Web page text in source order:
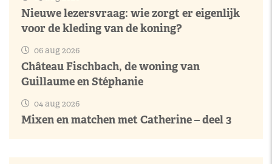
Nieuwe lezersvraag: wie zorgt er eigenlijk
voor de kleding van de koning?
06 aug 2026
Château Fischbach, de woning van
Guillaume en Stéphanie
04 aug 2026
Mixen en matchen met Catherine – deel 3